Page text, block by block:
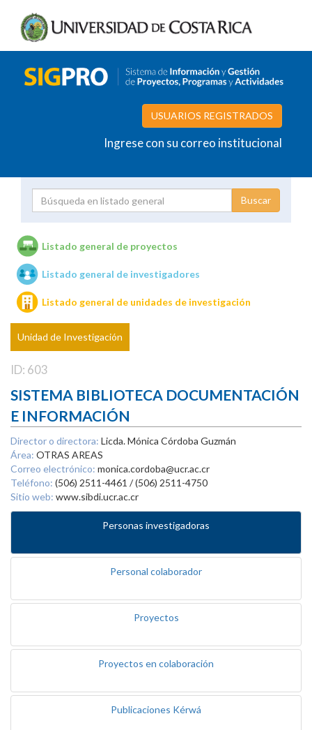
USUARIOS REGISTRADOS
Ingrese con su correo institucional
Unidades de investigación
Listado general de proyectos
Listado general de investigadores
Listado general de unidades de investigación
Unidad de Investigación
ID: 603
SISTEMA BIBLIOTECA DOCUMENTACIÓN
E INFORMACIÓN
Director o directora: Licda. Mónica Córdoba Guzmán
Área: OTRAS AREAS
Correo electrónico: monica.cordoba@ucr.ac.cr
Teléfono: (506) 2511-4461 / (506) 2511-4750
Sitio web: www.sibdi.ucr.ac.cr
Personas investigadoras
Personal colaborador
Proyectos
Proyectos en colaboración
Publicaciones Kérwá